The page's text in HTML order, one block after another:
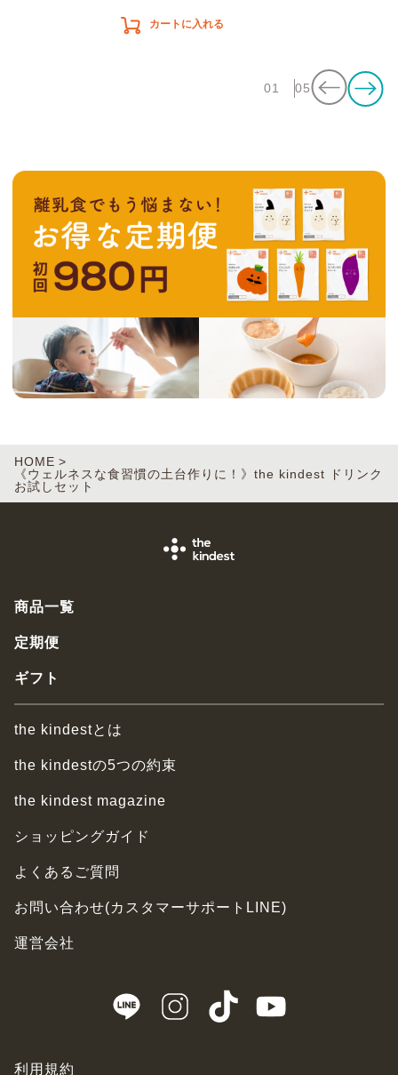
カートに入れる
01 05
HOME
《ウェルネスな食習慣の土台作りに！》the kindest ドリンク
お試しセット
商品一覧
定期便
ギフト
the kindestとは
the kindestの5つの約束
the kindest magazine
ショッピングガイド
よくあるご質問
お問い合わせ(カスタマーサポートLINE)
運営会社
利用規約